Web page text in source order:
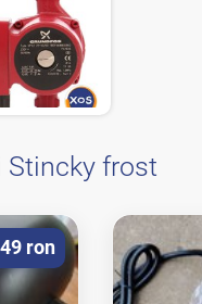
Stincky frost
ron